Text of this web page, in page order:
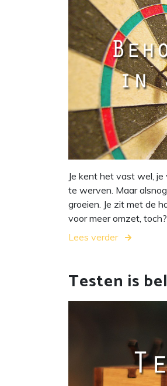
Je kent het vast wel,
te werven. Maar
groeien. Je zit met de
voor meer omzet, toch?
Lees verder
Testen is